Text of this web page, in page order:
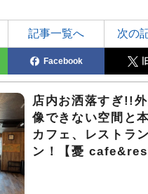
記事一覧へ 次の
Facebook
店内お洒落すぎ!!
像できない空間と
カフェ、レストラ
ン！【憂